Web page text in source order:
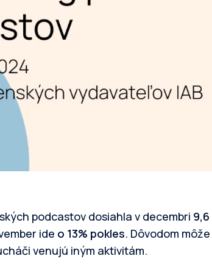
podcastov dosiahla v decembri
ide o 13% pokles. Dôvodom
venujú iným aktivitám.